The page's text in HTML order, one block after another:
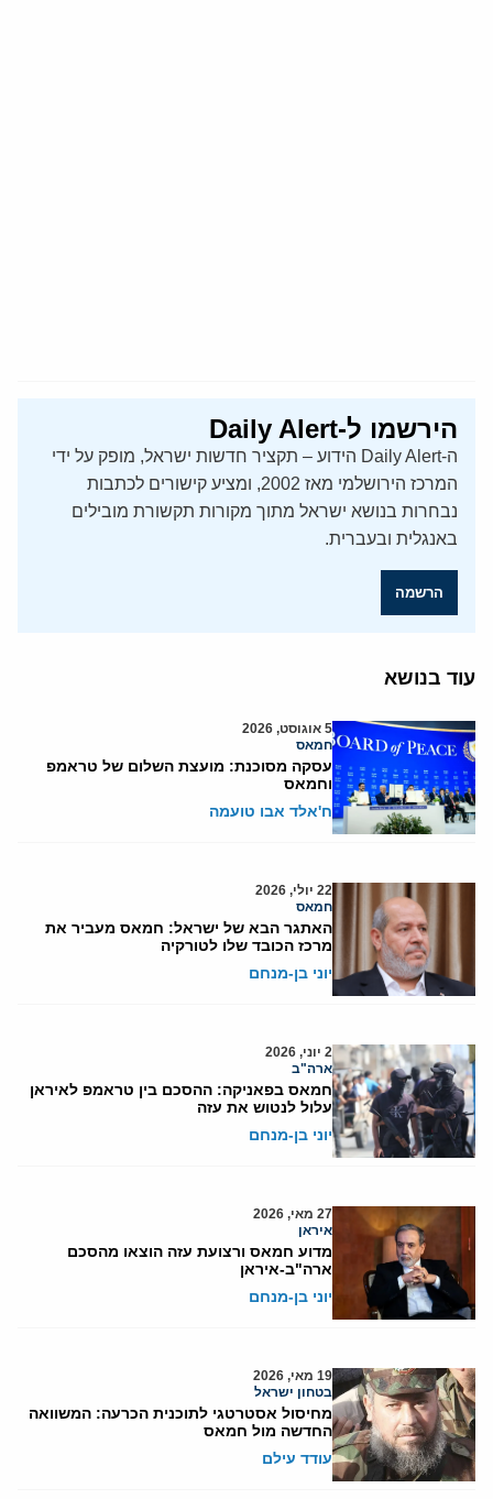
הירשמו ל-Daily Alert
ה-Daily Alert הידוע – תקציר חדשות ישראל, מופק על ידי
המרכז הירושלמי מאז 2002, ומציע קישורים לכתבות
נבחרות בנושא ישראל מתוך מקורות תקשורת מובילים
באנגלית ובעברית.
הרשמה
עוד בנושא
5 אוגוסט, 2026
חמאס
עסקה מסוכנת: מועצת השלום של טראמפ
וחמאס
ח'אלד אבו טועמה
22 יולי, 2026
חמאס
האתגר הבא של ישראל: חמאס מעביר את
מרכז הכובד שלו לטורקיה
יוני בן-מנחם
2 יוני, 2026
ארה"ב
חמאס בפאניקה: ההסכם בין טראמפ לאיראן
עלול לנטוש את עזה
יוני בן-מנחם
27 מאי, 2026
איראן
מדוע חמאס ורצועת עזה הוצאו מהסכם
ארה"ב-איראן
יוני בן-מנחם
19 מאי, 2026
בטחון ישראל
מחיסול אסטרטגי לתוכנית הכרעה: המשוואה
החדשה מול חמאס
עודד עילם